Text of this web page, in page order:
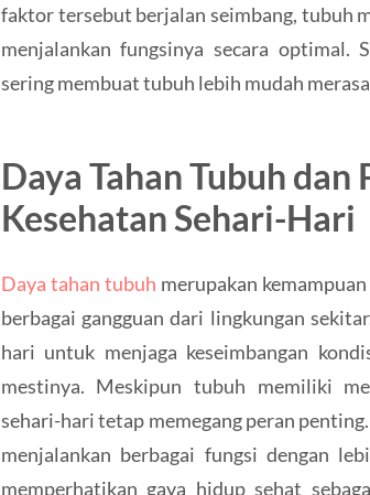
faktor tersebut berjalan seimbang, tubuh
menjalankan fungsinya secara optimal.
sering membuat tubuh lebih mudah
Daya Tahan Tubuh
Kesehatan Sehari-Hari
Daya tahan tubuh merupakan
berbagai gangguan dari lingkungan
hari untuk menjaga keseimbangan
mestinya. Meskipun tubuh memiliki
sehari-hari tetap memegang peran
menjalankan berbagai fungsi dengan
memperhatikan gaya hidup sehat